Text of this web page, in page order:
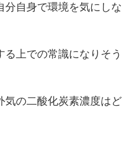
分自身で環境を気にしな
上での常識になりそう
気の二酸化炭素濃度はど